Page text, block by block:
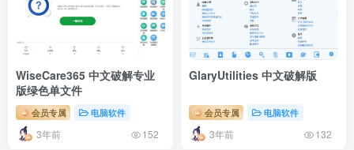
WiseCare365 中文破解专业
版绿色单文件
会员专属 电脑软件
3年前 152
GlaryUtilities 中文破解版
会员专属 电脑软件
3年前 132